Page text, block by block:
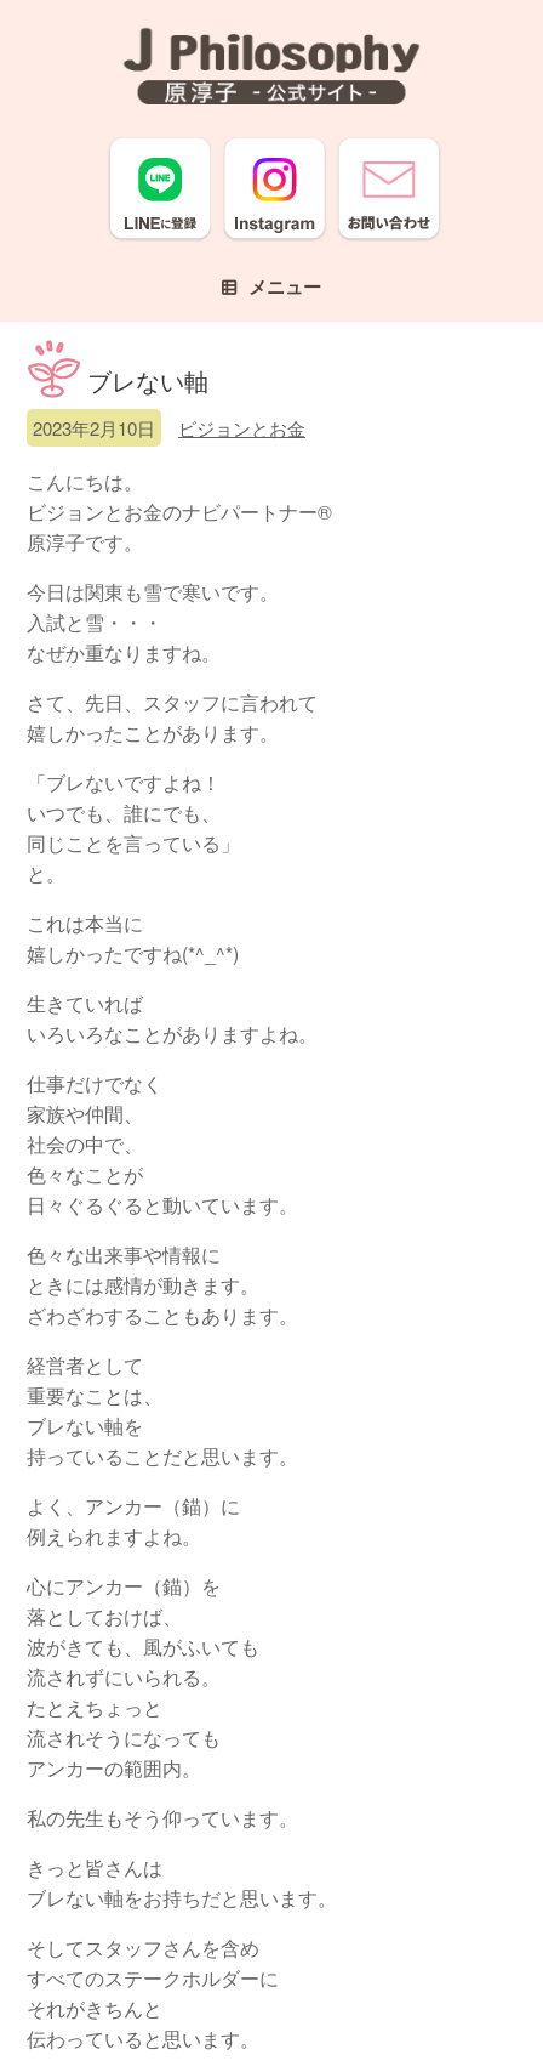
メニュー
ブレない軸
2023年2月10日 ビジョンとお金
こんにちは。
ビジョンとお金のナビパートナー®
原淳子です。
今日は関東も雪で寒いです。
入試と雪・・・
なぜか重なりますね。
さて、先日、スタッフに言われて
嬉しかったことがあります。
「ブレないですよね！
いつでも、誰にでも、
同じことを言っている」
と。
これは本当に
嬉しかったですね(*^_^*)
生きていれば
いろいろなことがありますよね。
仕事だけでなく
家族や仲間、
社会の中で、
色々なことが
日々ぐるぐると動いています。
色々な出来事や情報に
ときには感情が動きます。
ざわざわすることもあります。
経営者として
重要なことは、
ブレない軸を
持っていることだと思います。
よく、アンカー（錨）に
例えられますよね。
心にアンカー（錨）を
落としておけば、
波がきても、風がふいても
流されずにいられる。
たとえちょっと
流されそうになっても
アンカーの範囲内。
私の先生もそう仰っています。
きっと皆さんは
ブレない軸をお持ちだと思います。
そしてスタッフさんを含め
すべてのステークホルダーに
それがきちんと
伝わっていると思います。